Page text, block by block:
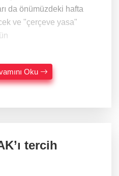
da önümüzdeki hafta
ve "çerçeve yasa"
Oku
tercih